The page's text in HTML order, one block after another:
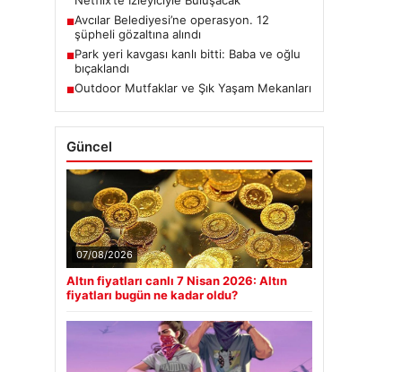
■Avcılar Belediyesi’ne operasyon. 12
şüpheli gözaltına alındı
■Park yeri kavgası kanlı bitti: Baba ve oğlu
bıçaklandı
■Outdoor Mutfaklar ve Şık Yaşam Mekanları
Güncel
07/08/2026
Altın fiyatları canlı 7 Nisan 2026: Altın
fiyatları bugün ne kadar oldu?